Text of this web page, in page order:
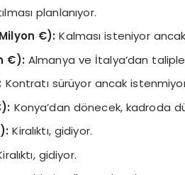
planlanıyor.
€): Kalması isteniyor
€): Almanya ve İtalya’dan
Kontratı sürüyor ancak
Konya’dan dönecek, kadroda
Kiralıktı, gidiyor.
gidiyor.